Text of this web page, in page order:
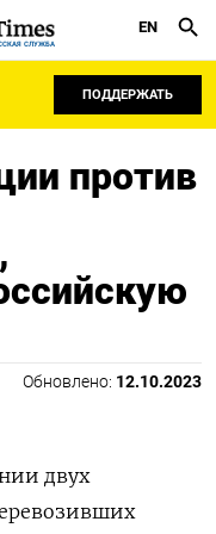
СЛУЖБА
EN
ПОДДЕРЖАТЬ
против
Обновлено: 12.10.2023
двух